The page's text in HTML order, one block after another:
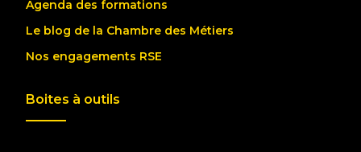
Agenda des formations
Le blog de la Chambre des Métiers
Nos engagements RSE
Boites à outils